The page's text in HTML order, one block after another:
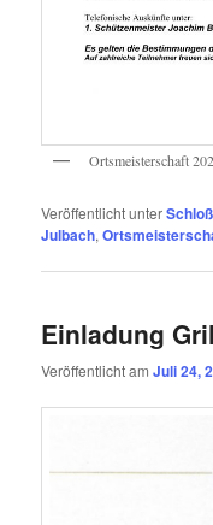
Ortsmeisterschaft
Veröffentlicht unter
Julbach,
Einladung
Veröffentlicht amJuli 24,